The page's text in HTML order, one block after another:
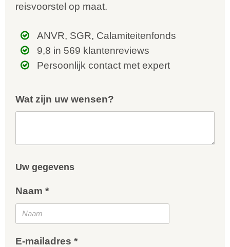
reisvoorstel op maat.
ANVR, SGR, Calamiteitenfonds
9,8 in 569 klantenreviews
Persoonlijk contact met expert
Wat zijn uw wensen?
Uw gegevens
Naam *
E-mailadres *